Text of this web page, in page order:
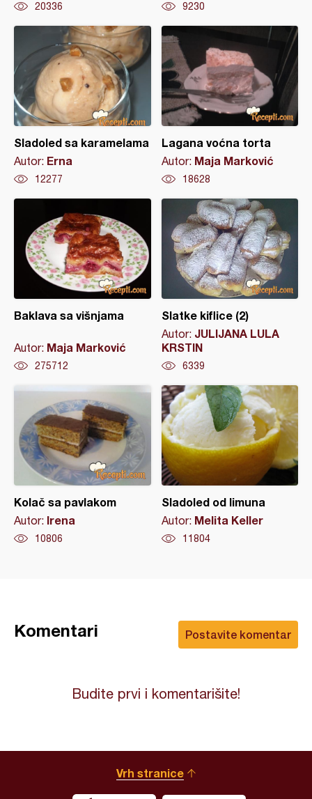
20336 9230
Sladoled sa karamelama
Autor: Erna
12277
Lagana voćna torta
Autor: Maja Marković
18628
Baklava sa višnjama
Autor: Maja Marković
275712
Slatke kiflice (2)
Autor: JULIJANA LULA
KRSTIN
6339
Kolač sa pavlakom
Autor: Irena
10806
Sladoled od limuna
Autor: Melita Keller
11804
Postavite komentar
Komentari
Budite prvi i komentarišite!
Vrh stranice